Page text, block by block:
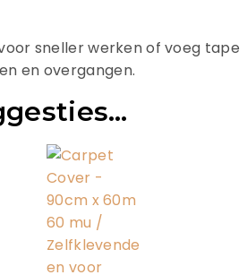
sneller werken of voeg tape
en overgangen.